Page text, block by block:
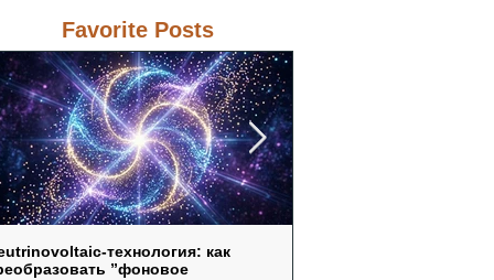
Favorite Posts
как
”фоновое